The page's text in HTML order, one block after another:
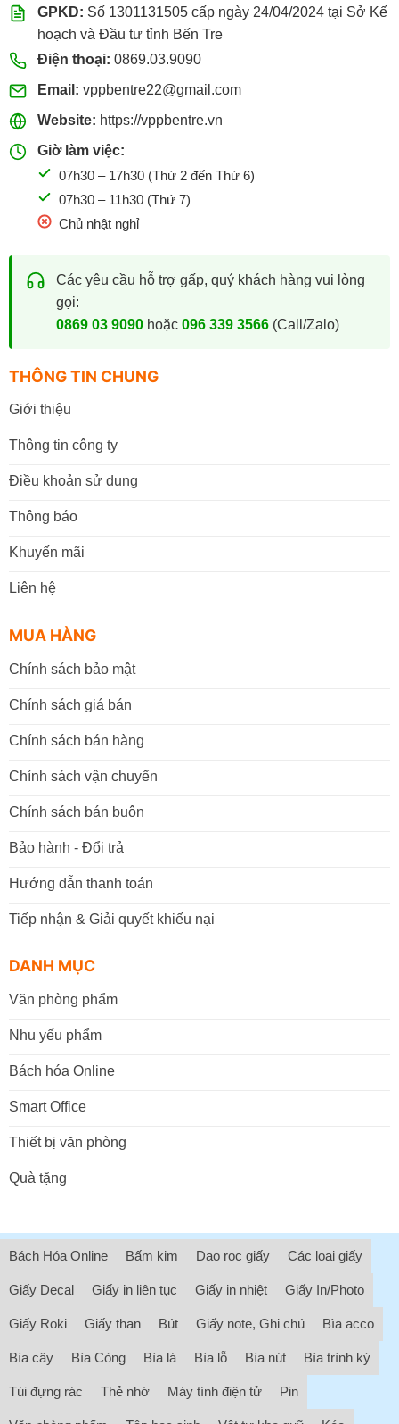
Đến mua trực tiếp tại cửa hàng VPP Bến Tre tại:
22A đường Tán Kế, Phường An Hội , Tỉnh Vĩnh
Long (TP. Bến Tre cũ).
Giờ làm việc:07h30 - 17h30(Từ: Thứ 2 đến Thứ 7,
Chủ Nhật: Nghỉ)
Đặt mua online tại website
Đặt mua qua điện thoại:
0869.03.9090
096.339.3566
GPKD: Số 1301131505 cấp ngày 24/04/2024 tại Sở Kế
hoạch và Đầu tư tỉnh Bến Tre
Điện thoại: 0869.03.9090
Email: vppbentre22@gmail.com
Website: https://vppbentre.vn
Giờ làm việc:
07h30 – 17h30 (Thứ 2 đến Thứ 6)
07h30 – 11h30 (Thứ 7)
Chủ nhật nghỉ
Các yêu cầu hỗ trợ gấp, quý khách hàng vui lòng
gọi:
0869 03 9090hoặc 096 339 3566(Call/Zalo)
THÔNG TIN CHUNG
Giới thiệu
Thông tin công ty
Điều khoản sử dụng
Thông báo
Khuyến mãi
Liên hệ
MUA HÀNG
Chính sách bảo mật
Chính sách giá bán
Chính sách bán hàng
Chính sách vận chuyển
Chính sách bán buôn
Bảo hành - Đổi trả
Hướng dẫn thanh toán
Tiếp nhận & Giải quyết khiếu nại
DANH MỤC
Văn phòng phẩm
Nhu yếu phẩm
Bách hóa Online
Smart Office
Thiết bị văn phòng
Quà tặng
Bách Hóa Online Bấm kim Dao rọc giấy Các loại giấy
Giấy Decal Giấy in liên tục Giấy in nhiệt Giấy In/Photo
Giấy Roki Giấy than Bút Giấy note, Ghi chú Bìa acco
Bìa cây Bìa Còng Bìa lá Bìa lỗ Bìa nút Bìa trình ký
Túi đựng rác Thẻ nhớ Máy tính điện tử Pin